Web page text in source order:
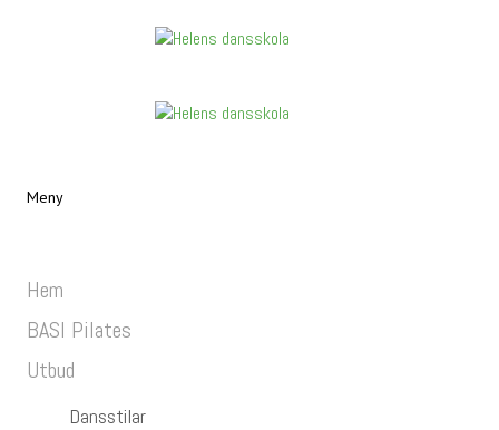
Meny
Hem
BASI Pilates
Utbud
Dansstilar